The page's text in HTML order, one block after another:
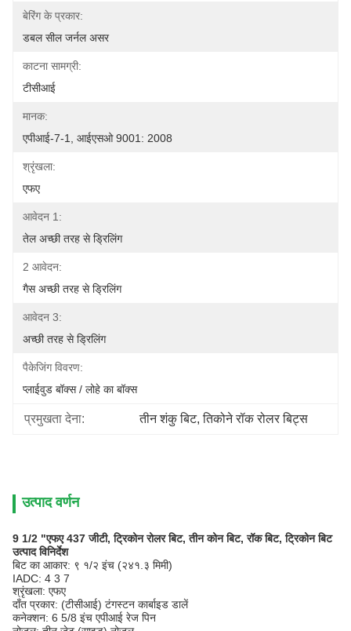
बेरिंग के प्रकार:
डबल सील जर्नल असर
काटना सामग्री:
टीसीआई
मानक:
एपीआई-7-1, आईएसओ 9001: 2008
श्रृंखला:
एफए
आवेदन 1:
तेल अच्छी तरह से ड्रिलिंग
2 आवेदन:
गैस अच्छी तरह से ड्रिलिंग
आवेदन 3:
अच्छी तरह से ड्रिलिंग
पैकेजिंग विवरण:
प्लाईवुड बॉक्स / लोहे का बॉक्स
प्रमुखता देना: तीन शंकु बिट, तिकोने रॉक रोलर बिट्स
उत्पाद वर्णन
9 1/2 "एफए 437 जीटी, ट्रिकोन रोलर बिट, तीन कोन बिट, रॉक बिट, ट्रिकोन बिट
उत्पाद विनिर्देश
बिट का आकार: ९ १/२ इंच (२४१.३ मिमी)
IADC: 4 3 7
श्रृंखला: एफए
दाँत प्रकार: (टीसीआई) टंगस्टन कार्बाइड डालें
कनेक्शन: 6 5/8 इंच एपीआई रेज पिन